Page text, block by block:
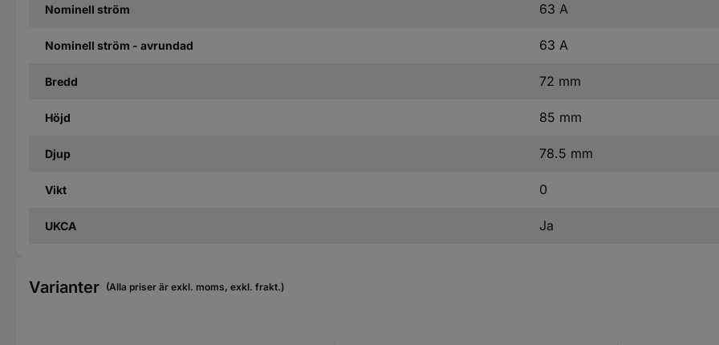
Nominell ström 63 A
Nominell ström - avrundad 63 A
Bredd 72 mm
Höjd 85 mm
Djup 78.5 mm
Vikt 0
UKCA Ja
Varianter (Alla priser är exkl. moms, exkl. frakt.)